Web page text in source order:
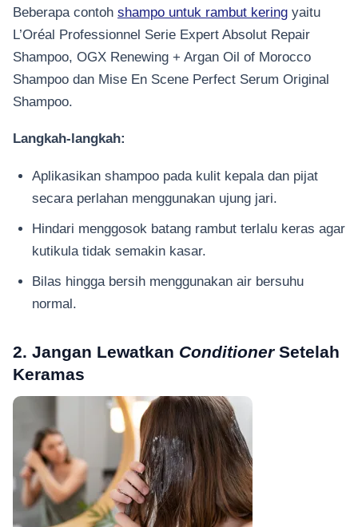
Beberapa contoh shampo untuk rambut kering yaitu
L’Oréal Professionnel Serie Expert Absolut Repair
Shampoo, OGX Renewing + Argan Oil of Morocco
Shampoo dan Mise En Scene Perfect Serum Original
Shampoo.
Langkah-langkah:
Aplikasikan shampoo pada kulit kepala dan pijat
secara perlahan menggunakan ujung jari.
Hindari menggosok batang rambut terlalu keras agar
kutikula tidak semakin kasar.
Bilas hingga bersih menggunakan air bersuhu
normal.
2. Jangan Lewatkan Conditioner Setelah
Keramas